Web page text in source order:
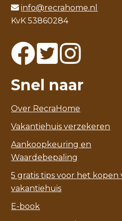
info@recrahome.nl
KvK 53860284
Snel naar
Over RecraHome
Vakantiehuis verzekeren
Aankoopkeuring en
Waardebepaling
5 gratis tips voor het kopen
vakantiehuis
E-book